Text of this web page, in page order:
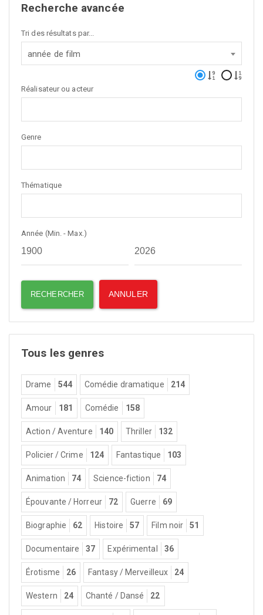
Recherche avancée
Tri des résultats par...
année de film
Réalisateur ou acteur
Genre
Thématique
Année (Min. - Max.)
Tous les genres
Drame 544 Comédie dramatique 214
Amour 181 Comédie 158
Action / Aventure 140 Thriller 132
Policier / Crime 124 Fantastique 103
Animation 74 Science-fiction 74
Épouvante / Horreur 72 Guerre 69
Biographie 62 Histoire 57 Film noir 51
Documentaire 37 Expérimental 36
Érotisme 26 Fantasy / Merveilleux 24
Western 24 Chanté / Dansé 22